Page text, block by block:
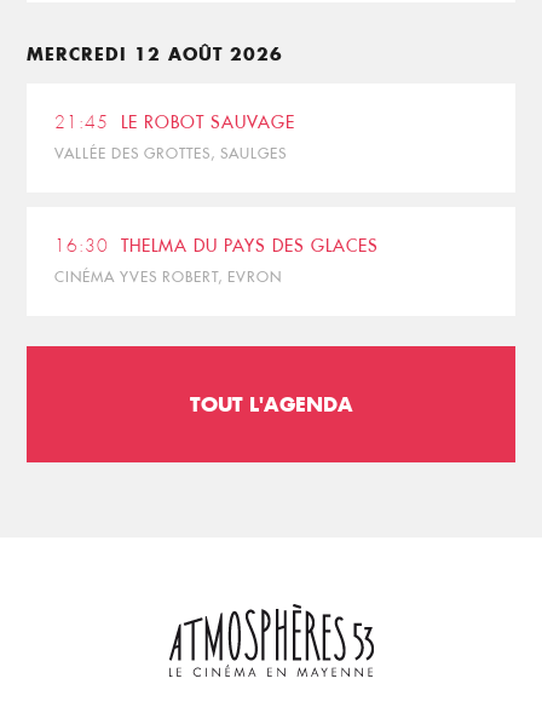
MERCREDI 12 AOÛT 2026
21:45 LE ROBOT SAUVAGE
VALLÉE DES GROTTES, SAULGES
16:30 THELMA DU PAYS DES GLACES
CINÉMA YVES ROBERT, EVRON
TOUT L'AGENDA